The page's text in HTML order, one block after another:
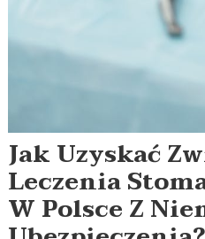
Jak Uzyskać
Leczenia
W Polsce Z